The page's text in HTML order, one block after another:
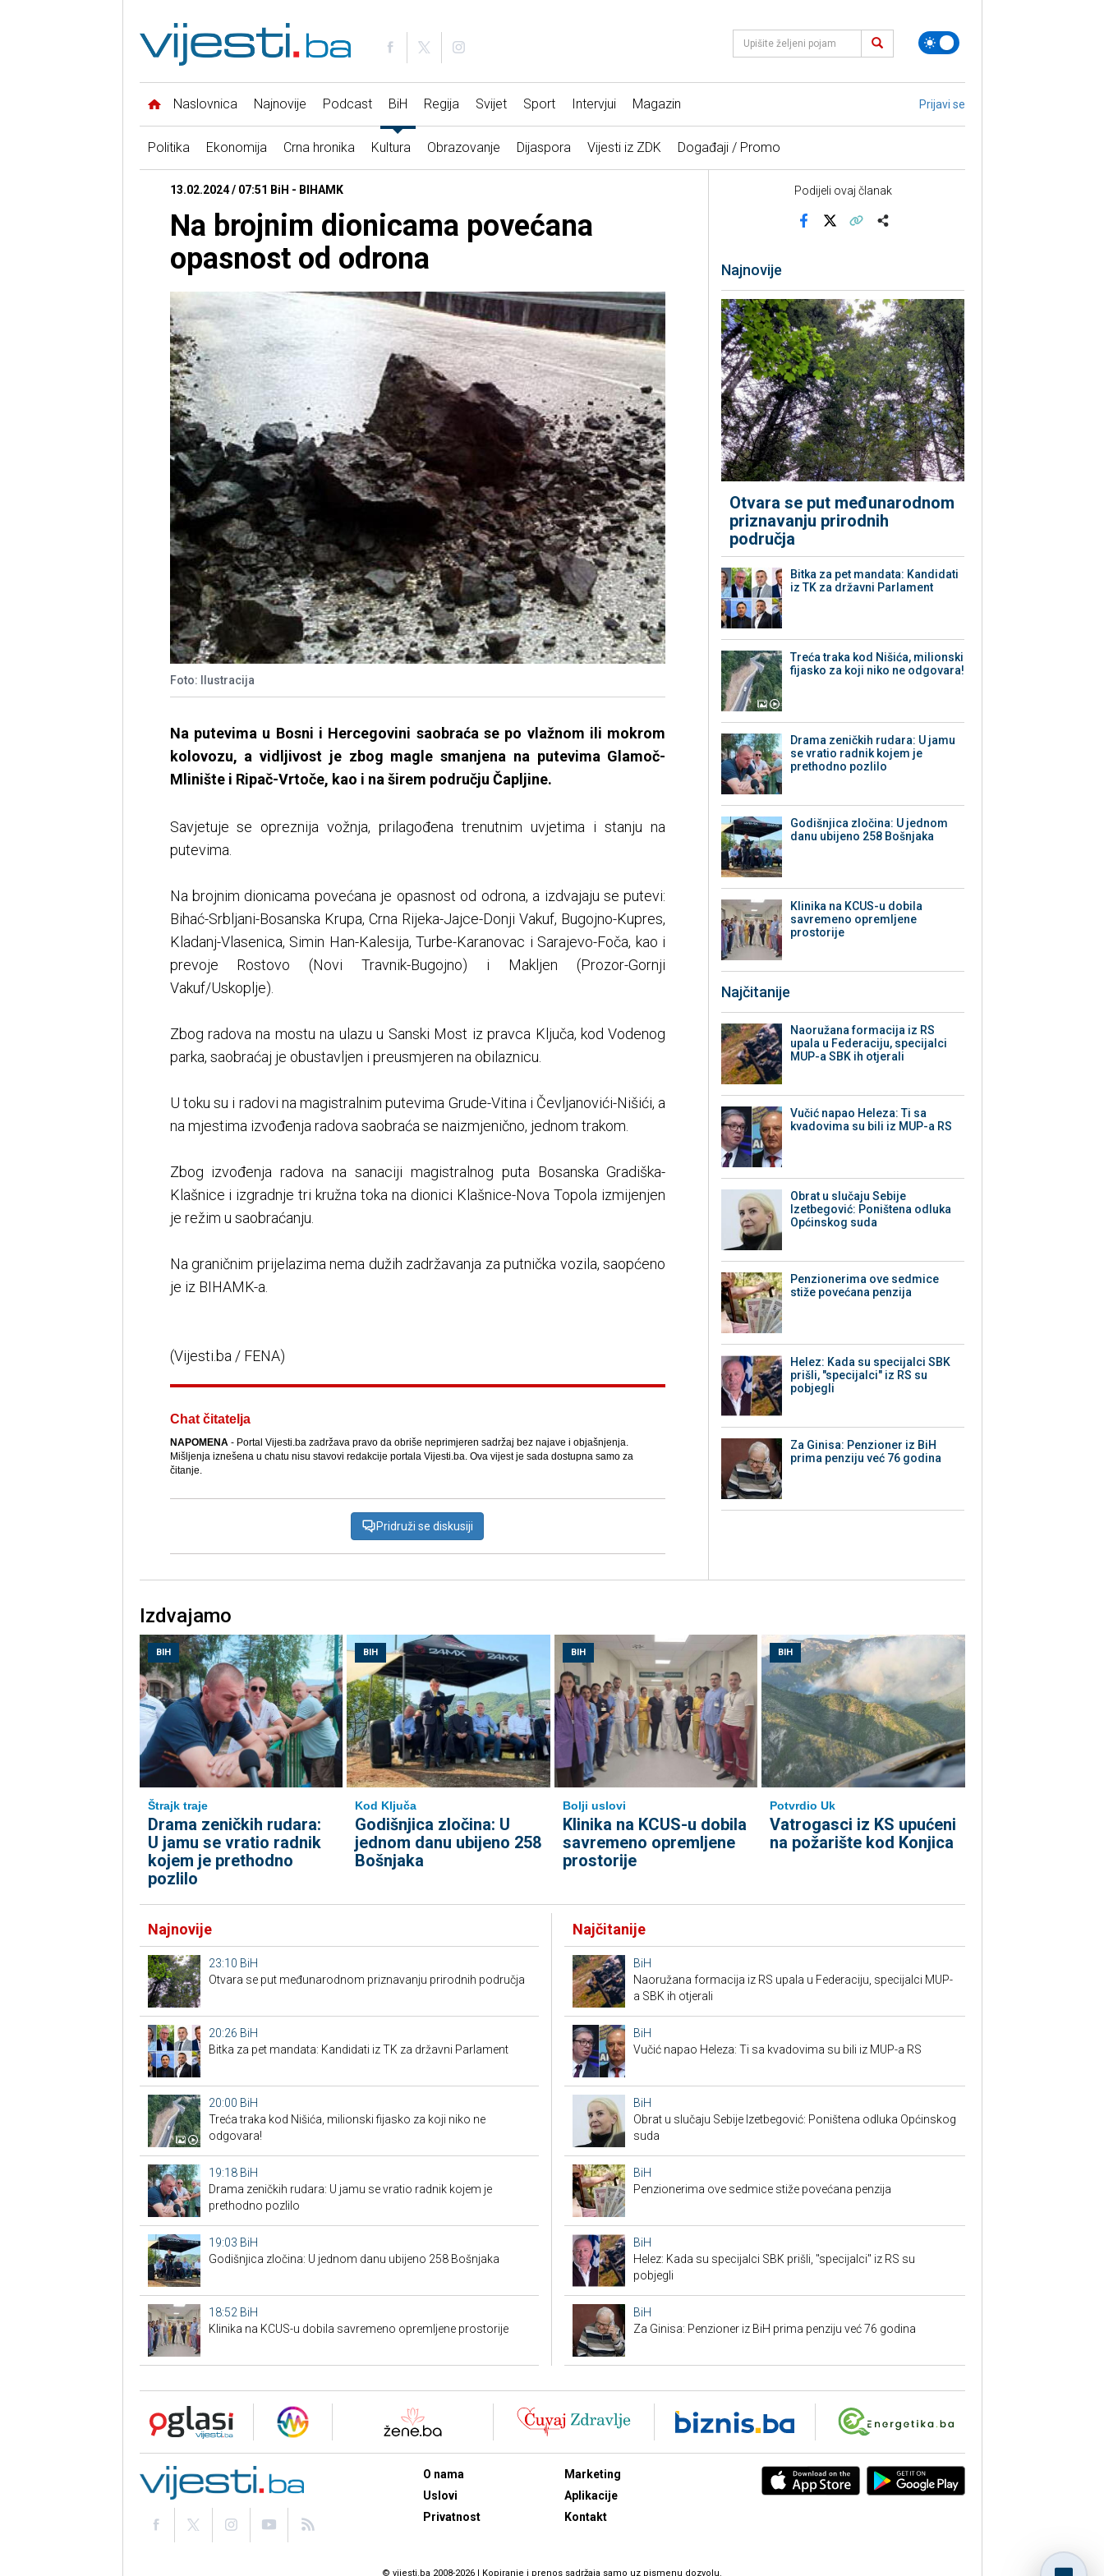
Naslovnica Najnovije Podcast BiH Regija Svijet Sport Intervjui Magazin Prijavi se
Politika Ekonomija Crna hronika Kultura Obrazovanje Dijaspora Vijesti iz ZDK Događaji / Promo
13.02.2024 / 07:51 BiH - BIHAMK
Na brojnim dionicama povećana
opasnost od odrona
Foto: Ilustracija
Na putevima u Bosni i Hercegovini saobraća se po vlažnom ili mokrom
kolovozu, a vidljivost je zbog magle smanjena na putevima Glamoč-
Mlinište i Ripač-Vrtoče, kao i na širem području Čapljine.
Savjetuje se opreznija vožnja, prilagođena trenutnim uvjetima i stanju na
putevima.
Na brojnim dionicama povećana je opasnost od odrona, a izdvajaju se putevi:
Bihać-Srbljani-Bosanska Krupa, Crna Rijeka-Jajce-Donji Vakuf, Bugojno-Kupres,
Kladanj-Vlasenica, Simin Han-Kalesija, Turbe-Karanovac i Sarajevo-Foča, kao i
prevoje Rostovo (Novi Travnik-Bugojno) i Makljen (Prozor-Gornji
Vakuf/Uskoplje).
Zbog radova na mostu na ulazu u Sanski Most iz pravca Ključa, kod Vodenog
parka, saobraćaj je obustavljen i preusmjeren na obilaznicu.
U toku su i radovi na magistralnim putevima Grude-Vitina i Čevljanovići-Nišići, a
na mjestima izvođenja radova saobraća se naizmjenično, jednom trakom.
Zbog izvođenja radova na sanaciji magistralnog puta Bosanska Gradiška-
Klašnice i izgradnje tri kružna toka na dionici Klašnice-Nova Topola izmijenjen
je režim u saobraćanju.
Na graničnim prijelazima nema dužih zadržavanja za putnička vozila, saopćeno
je iz BIHAMK-a.
(Vijesti.ba / FENA)
Chat čitatelja
NAPOMENA- Portal Vijesti.ba zadržava pravo da obriše neprimjeren sadržaj bez najave i objašnjenja.
Mišljenja iznešena u chatu nisu stavovi redakcije portala Vijesti.ba. Ova vijest je sada dostupna samo za
čitanje.
Pridruži se diskusiji
Podijeli ovaj članak
Najnovije
Otvara se put međunarodnom
priznavanju prirodnih
područja
Bitka za pet mandata: Kandidati
iz TK za državni Parlament
Treća traka kod Nišića, milionski
fijasko za koji niko ne odgovara!
Drama zeničkih rudara: U jamu
se vratio radnik kojem je
prethodno pozlilo
Godišnjica zločina: U jednom
danu ubijeno 258 Bošnjaka
Klinika na KCUS-u dobila
savremeno opremljene
prostorije
Najčitanije
Naoružana formacija iz RS
upala u Federaciju, specijalci
MUP-a SBK ih otjerali
Vučić napao Heleza: Ti sa
kvadovima su bili iz MUP-a RS
Obrat u slučaju Sebije
Izetbegović: Poništena odluka
Općinskog suda
Penzionerima ove sedmice
stiže povećana penzija
Helez: Kada su specijalci SBK
prišli, "specijalci" iz RS su
pobjegli
Za Ginisa: Penzioner iz BiH
prima penziju već 76 godina
Izdvajamo
BIH
Štrajk traje
Drama zeničkih rudara:
U jamu se vratio radnik
kojem je prethodno
pozlilo
BIH
Kod Ključa
Godišnjica zločina: U
jednom danu ubijeno 258
Bošnjaka
BIH
Bolji uslovi
Klinika na KCUS-u dobila
savremeno opremljene
prostorije
BIH
Potvrdio Uk
Vatrogasci iz KS upućeni
na požarište kod Konjica
Najnovije
23:10 BiH
Otvara se put međunarodnom priznavanju prirodnih područja
20:26 BiH
Bitka za pet mandata: Kandidati iz TK za državni Parlament
20:00 BiH
Treća traka kod Nišića, milionski fijasko za koji niko ne
odgovara!
19:18 BiH
Drama zeničkih rudara: U jamu se vratio radnik kojem je
prethodno pozlilo
19:03 BiH
Godišnjica zločina: U jednom danu ubijeno 258 Bošnjaka
18:52 BiH
Klinika na KCUS-u dobila savremeno opremljene prostorije
Najčitanije
BiH
Naoružana formacija iz RS upala u Federaciju, specijalci MUP-
a SBK ih otjerali
BiH
Vučić napao Heleza: Ti sa kvadovima su bili iz MUP-a RS
BiH
Obrat u slučaju Sebije Izetbegović: Poništena odluka Općinskog
suda
BiH
Penzionerima ove sedmice stiže povećana penzija
BiH
Helez: Kada su specijalci SBK prišli, "specijalci" iz RS su
pobjegli
BiH
Za Ginisa: Penzioner iz BiH prima penziju već 76 godina
O nama
Uslovi
Privatnost
Marketing
Aplikacije
Kontakt
© vijesti.ba 2008-2026 | Kopiranje i prenos sadržaja samo uz pismenu dozvolu.